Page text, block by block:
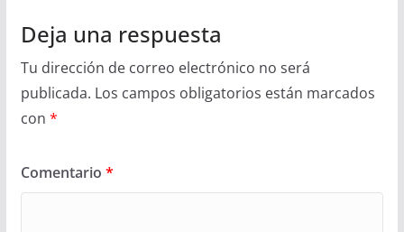
Deja una respuesta
Tu dirección de correo electrónico no será
publicada. Los campos obligatorios están marcados
con *
Comentario *